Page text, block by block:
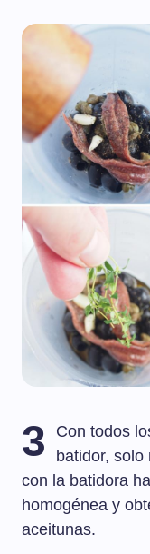
3
Con todos
batidor,
con la batidora
homogénea y
aceitunas.